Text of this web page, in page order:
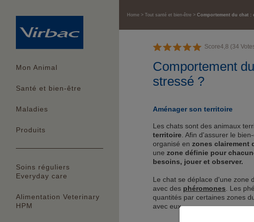
Mon Animal
Santé et bien-être
Maladies
Produits
Soins réguliers
Everyday care
Alimentation Veterinary
HPM
Home Tout santé et bien-être Comportement du chat :
Score4,8 (34
Comportement
stressé ?
Aménager son territoire
Les chats sont des animaux
territoire . Afin d'assurer le
organisé en zones clairement
une zone définie pour
besoins, jouer et observer.
Le chat se déplace d'une zone
avec des phéromones . Les
quantités par certaines zones
avec eux.